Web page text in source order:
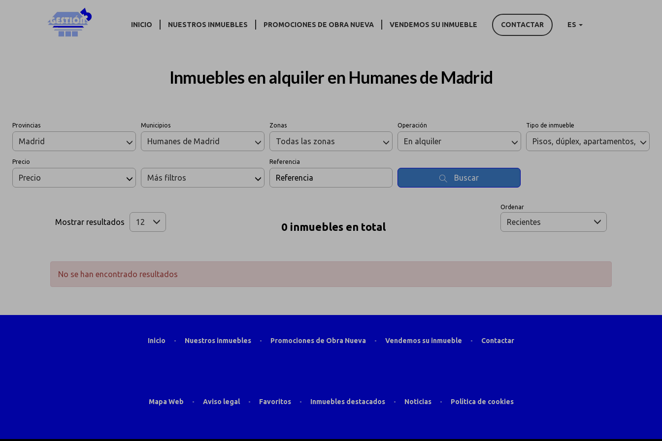
INICIO NUESTROS INMUEBLES PROMOCIONES DE OBRA NUEVA VENDEMOS SU INMUEBLE CONTACTAR ES
Inmuebles en alquiler en Humanes de Madrid
Provincias
Madrid
Municipios
Humanes de Madrid
Zonas
Todas las zonas
Operación
En alquiler
Tipo de inmueble
Pisos, dúplex, apartamentos, áticos
Precio
Precio Más filtros
Referencia
Buscar
0 inmuebles en total
Ordenar
Recientes
Mostrar resultados 12
No se han encontrado resultados
Inicio - Nuestros inmuebles - Promociones de Obra Nueva - Vendemos su inmueble - Contactar
Mapa Web - Aviso legal - Favoritos - Inmuebles destacados - Noticias - Política de cookies